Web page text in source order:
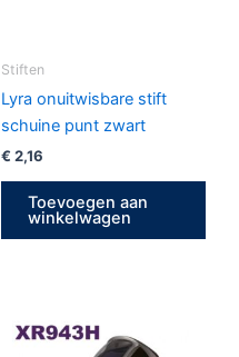
Stiften
Lyra onuitwisbare stift
schuine punt zwart
€ 2,16
Toevoegen aan
winkelwagen